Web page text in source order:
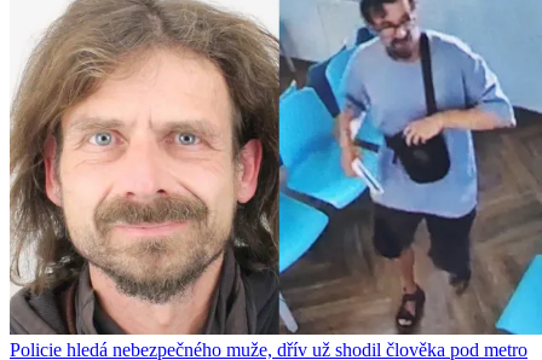
Policie hledá nebezpečného muže, dřív už shodil člověka pod metro